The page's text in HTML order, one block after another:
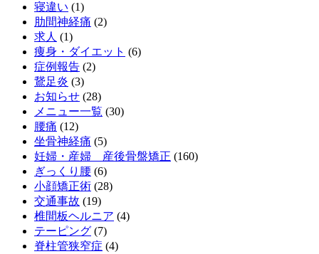
寝違い (1)
肋間神経痛 (2)
求人 (1)
痩身・ダイエット (6)
症例報告 (2)
鵞足炎 (3)
お知らせ (28)
メニュー一覧 (30)
腰痛 (12)
坐骨神経痛 (5)
妊婦・産婦 産後骨盤矯正 (160)
ぎっくり腰 (6)
小顔矯正術 (28)
交通事故 (19)
椎間板ヘルニア (4)
テーピング (7)
脊柱管狭窄症 (4)